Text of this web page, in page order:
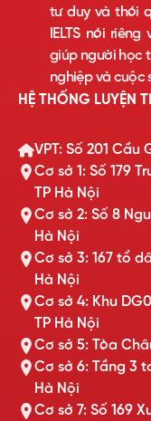
tư duy và thói
IELTS nói
giúp người học
nghiệp và cuộc
HỆ THỐNG LUYỆN
VPT: Số 201 Cầu
Cơ sở 1: Số 179
TP Hà Nội
Cơ sở 2: Số 8
Hà Nội
Cơ sở 3: 167 tổ
Hà Nội
Cơ sở 4: Khu
TP Hà Nội
Cơ sở 5: Tòa
Cơ sở 6: Tầng 3
Hà Nội
Cơ sở 7: Số 169